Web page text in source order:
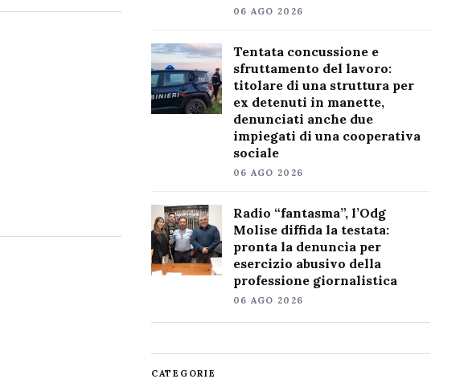
06 AGO 2026
Tentata concussione e
sfruttamento del lavoro:
titolare di una struttura per
ex detenuti in manette,
denunciati anche due
impiegati di una cooperativa
sociale
06 AGO 2026
Radio “fantasma”, l’Odg
Molise diffida la testata:
pronta la denuncia per
esercizio abusivo della
professione giornalistica
06 AGO 2026
CATEGORIE